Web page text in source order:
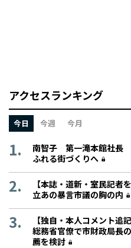
アクセスランキング
今日 今週 今月
南智子 第一滝本館社長
ふれる街づくりへ
【本誌・道新・室民記
立あの暴言市議の胸の内
【独自・本人コメント追
総務省官僚で市財政局長
薦を検討